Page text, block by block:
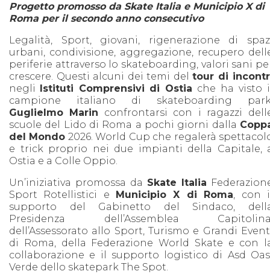
Progetto promosso da Skate Italia e Municipio X di
Roma per il secondo anno consecutivo
Legalità, Sport, giovani, rigenerazione di
urbani, condivisione, aggregazione, recupero
periferie attraverso lo skateboarding, valori sani
crescere. Questi alcuni dei temi del tour di
negli
Istituti Comprensivi di Ostia che ha visto
campione italiano di skateboarding
Guglielmo Marin confrontarsi con i ragazzi
scuole del Lido di Roma a pochi giorni dalla
del Mondo 2026. World Cup che regalerà
e trick proprio nei due impianti della Capitale,
Ostia e a Colle Oppio.
Un’iniziativa promossa da Skate Italia
Sport Rotellistici e
Municipio X di Roma, con
supporto del Gabinetto del Sindaco,
Presidenza dell’Assemblea
dell’Assessorato allo Sport, Turismo e Grandi
di Roma, della Federazione World Skate e con
collaborazione e il supporto logistico di Asd
Verde dello skatepark The Spot.